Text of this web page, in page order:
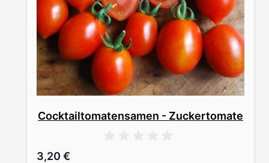
Cocktailtomatensamen - Zuckertomate
3,20 €